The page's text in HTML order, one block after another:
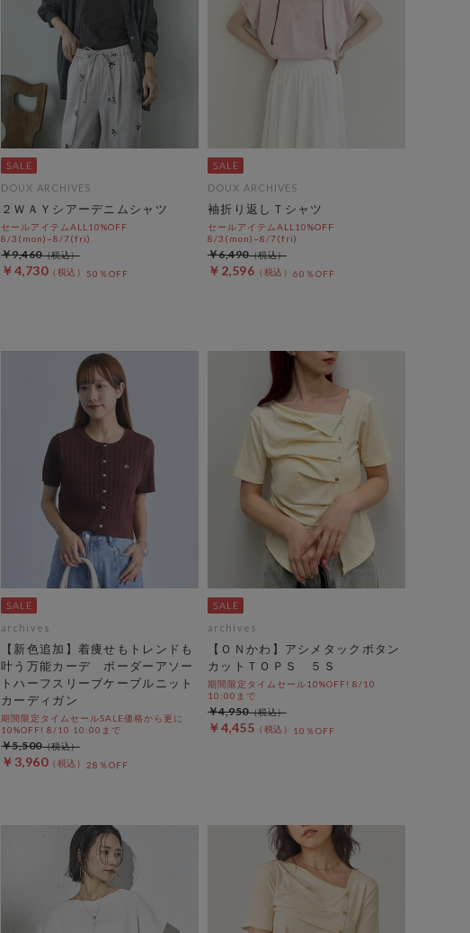
DOUX ARCHIVES
２ＷＡＹシアーデニムシャツ
セールアイテムALL10%OFF
8/3(mon)~8/7(fri)
￥4,730 50％OFF
￥9,460
DOUX ARCHIVES
袖折り返しＴシャツ
セールアイテムALL10%OFF
8/3(mon)~8/7(fri)
￥2,596 60％OFF
￥6,490
archives
【新色追加】着痩せもトレンドも
叶う万能カーデ ボーダーアソー
トハーフスリーブケーブルニット
カーディガン
期間限定タイムセールSALE価格から更に
10%OFF! 8/10 10:00まで
￥3,960 28％OFF
￥5,500
archives
【ＯＮかわ】アシメタックボタン
カットＴＯＰＳ ５Ｓ
期間限定タイムセール10%OFF! 8/10
10:00まで
￥4,455 10％OFF
￥4,950